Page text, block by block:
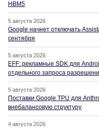
HBM5
5 августа 2026
Google начнет отключать
сентября
5 августа 2026
EFF: рекламные SDK для
отдельного запроса
5 августа 2026
Поставки Google TPU для
внебалансовую структуру
4 августа 2026